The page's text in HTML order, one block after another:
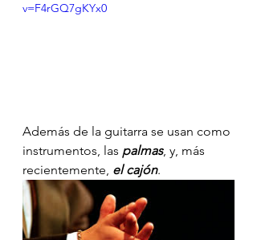
v=F4rGQ7gKYx0
Además de la guitarra se usan como
instrumentos, las palmas, y, más
recientemente, el cajón.